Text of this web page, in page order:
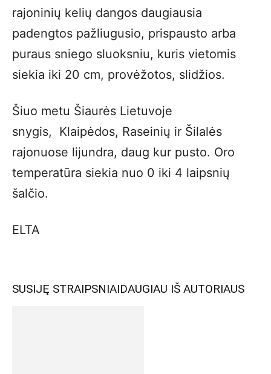
rajoninių kelių dangos daugiausia
padengtos pažliugusio, prispausto arba
puraus sniego sluoksniu, kuris vietomis
siekia iki 20 cm, provėžotos, slidžios.
Šiuo metu Šiaurės Lietuvoje
snygis, Klaipėdos, Raseinių ir Šilalės
rajonuose lijundra, daug kur pusto. Oro
temperatūra siekia nuo 0 iki 4 laipsnių
šalčio.
ELTA
SUSIJĘ STRAIPSNIAIDAUGIAU IŠ AUTORIAUS